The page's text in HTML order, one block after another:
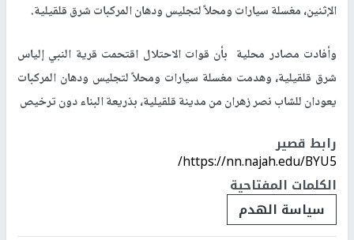
الإثنين، مغسلة سيارات ومحلاً لتجليس ودهان المركبات شرق قلقيلية.
وأفادت مصادر محلية بأن قوات الاحتلال اقتحمت قرية النبي إلياس
شرق قلقيلية، وهدمت مغسلة سيارات ومحلاً لتجليس ودهان المركبات
يعودان للشاب نصر زهران من مدينة قلقيلية، بذريعة البناء دون ترخيص
رابط قصير
https://nn.najah.edu/BYU5/
الكلمات المفتاحية
سياسة الهدم